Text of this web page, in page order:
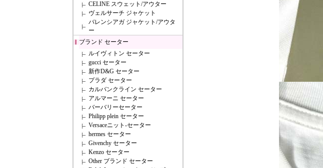
CELINE スウェット/アウター
ヴェルサーチ ジャケット
バレンシアガ ジャケット/アウタ
ー
ブランド セーター
ルイヴィトン セーター
gucci セーター
新作D&G セーター
プラダ セーター
カルバンクライン セーター
アルマーニ セーター
バーバリーセーター
Philipp plein セーター
Versaceニット-セーター
hermes セーター
Givenchy セーター
Kenzo セーター
Other ブランド セーター